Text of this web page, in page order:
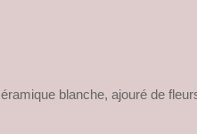
blanche, ajouré de